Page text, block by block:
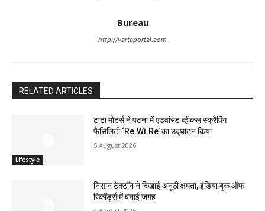
Bureau
http://vartaportal.com
RELATED ARTICLES
Lifestyle
टाटा मोटर्स ने पटना में एडवांस्ड व्हीकल स्क्रैपिंग
फैसिलिटी ‘Re.Wi.Re’ का उद्घाटन किया
5 August 2026
निसान टेक्टॉन ने दिखाई अनूठी क्षमता, इंडिया बुक ऑफ
रिकॉर्ड्स में बनाई जगह